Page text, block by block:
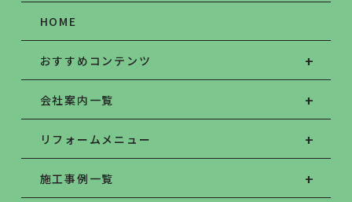
HOME
おすすめコンテンツ
会社案内一覧
リフォームメニュー
施工事例一覧